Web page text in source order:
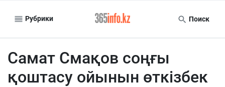
Рубрики Поиск
Самат Смақов соңғы
қоштасу ойынын өткізбек